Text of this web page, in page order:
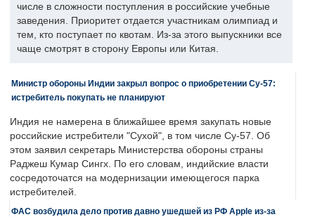
числе в сложности поступления в российские учебные
заведения. Приоритет отдается участникам олимпиад и
тем, кто поступает по квотам. Из-за этого выпускники все
чаще смотрят в сторону Европы или Китая.
Министр обороны Индии закрыл вопрос о приобретении Су-57:
истребитель покупать не планируют
Индия не намерена в ближайшее время закупать новые
российские истребители "Сухой", в том числе Су-57. Об
этом заявил секретарь Министерства обороны страны
Раджеш Кумар Сингх. По его словам, индийские власти
сосредоточатся на модернизации имеющегося парка
истребителей.
ФАС возбудила дело против давно ушедшей из РФ Apple из-за